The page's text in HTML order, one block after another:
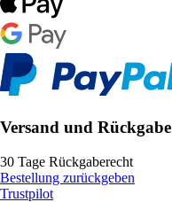
Versand und Rückgabe
30 Tage Rückgaberecht
Bestellung zurückgeben
Trustpilot